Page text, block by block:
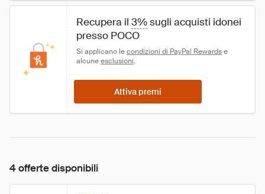
Recupera il 3% sugli acquisti idonei
presso POCO
Si applicano le condizioni di PayPal Rewards e
alcune esclusioni.
Attiva premi
4 offerte disponibili